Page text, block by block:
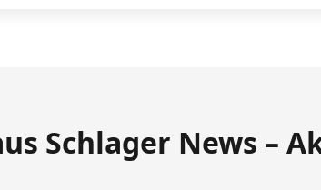
Schlager News –